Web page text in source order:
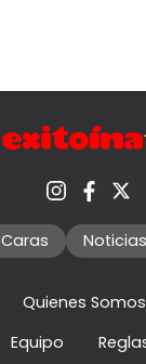
Caras Noticias
Quienes Somos
Equipo